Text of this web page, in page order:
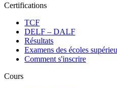
Certifications
TCF
DELF – DALF
Résultats
Examens des écoles
Comment s'inscrire
Cours